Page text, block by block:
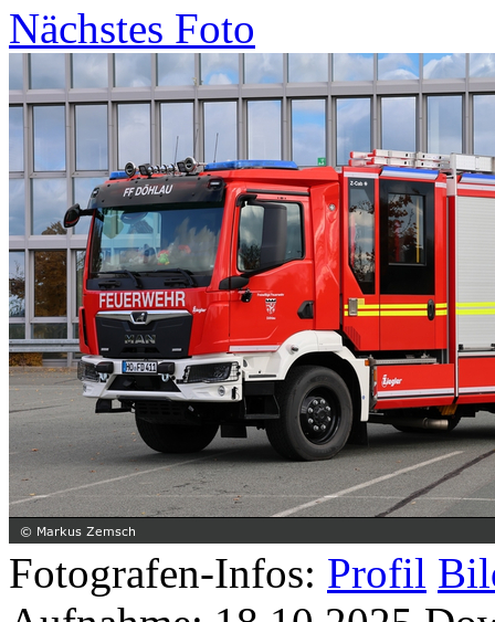
Nächstes Foto
Fotografen-Infos: Profil